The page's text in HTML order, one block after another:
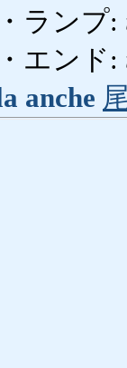
ランプ:
エンド:
anche